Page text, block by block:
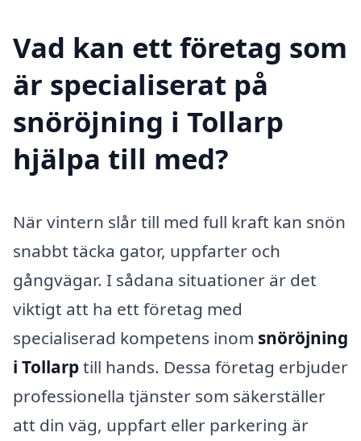
Vad kan ett företag som
är specialiserat på
snöröjning i Tollarp
hjälpa till med?
När vintern slår till med full kraft kan snön
snabbt täcka gator, uppfarter och
gångvägar. I sådana situationer är det
viktigt att ha ett företag med
specialiserad kompetens inom snöröjning
i Tollarptill hands. Dessa företag erbjuder
professionella tjänster som säkerställer
att din väg, uppfart eller parkering är